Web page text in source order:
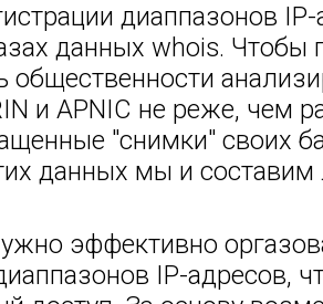
диаппазонов
данных whois. Чтобы
и APNIC не реже, чем
"снимки" своих
данных мы и составим
эффективно
IP-адресов,